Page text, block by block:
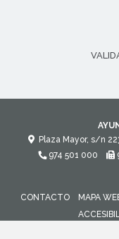
Plaza Mayor, s/n
974 501 000
CONTACTO MAPA